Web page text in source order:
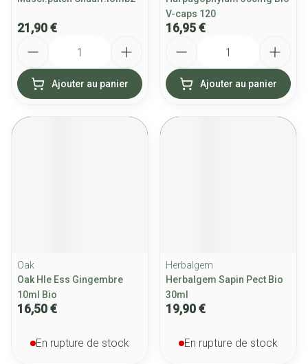
21,90 €
Ajouter au panier
V-caps 120
16,95 €
Ajouter au panier
Oak
Oak Hle Ess Gingembre
10ml Bio
16,50 €
En rupture de stock
Herbalgem
Herbalgem Sapin Pect Bio
30ml
19,90 €
En rupture de stock